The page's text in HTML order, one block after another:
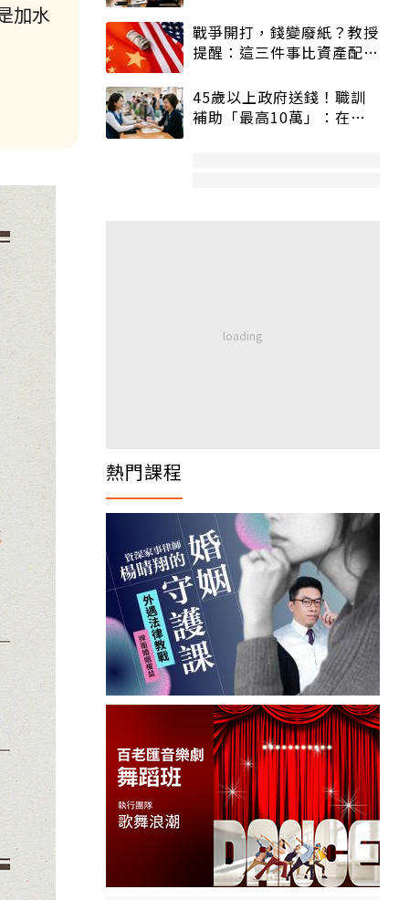
加水
戰爭開打，錢變廢紙？教授
提醒：這三件事比資產配置
45歲以上政府送錢！職訓
補助「最高10萬」：在
熱門課程